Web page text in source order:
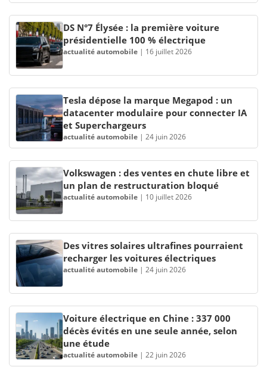
DS N°7 Élysée : la première voiture
présidentielle 100 % électrique
actualité automobile | 16 juillet 2026
Tesla dépose la marque Megapod : un
datacenter modulaire pour connecter IA
et Superchargeurs
actualité automobile | 24 juin 2026
Volkswagen : des ventes en chute libre et
un plan de restructuration bloqué
actualité automobile | 10 juillet 2026
Des vitres solaires ultrafines pourraient
recharger les voitures électriques
actualité automobile | 24 juin 2026
Voiture électrique en Chine : 337 000
décès évités en une seule année, selon
une étude
actualité automobile | 22 juin 2026